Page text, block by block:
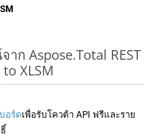
าก Aspose.Total REST
XLSM
อร์ดเพื่อรับโควต้า API ฟรีและราย